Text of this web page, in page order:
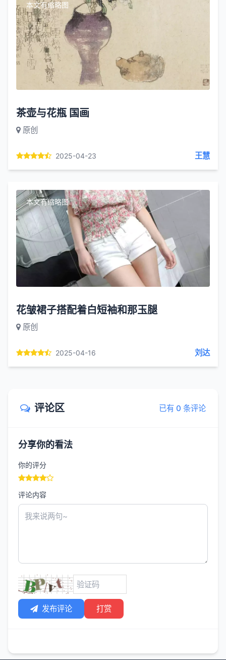
本文有缩略图
茶壶与花瓶 国画
原创
2025-04-23 王慧
本文有缩略图
花皱裙子搭配着白短袖和那玉腿
原创
2025-04-16 刘达
评论区 已有 0 条评论
分享你的看法
你的评分
评论内容
发布评论 打赏